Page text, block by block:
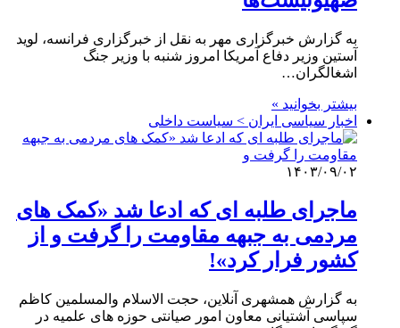
به گزارش خبرگزاری مهر به نقل از خبرگزاری فرانسه، لوید
آستین وزیر دفاع آمریکا امروز شنبه با وزیر جنگ
اشغالگران…
بیشتر بخوانید »
اخبار سیاسی ایران > سیاست داخلی
۱۴۰۳/۰۹/۰۲
ماجرای طلبه ای که ادعا شد «کمک های
مردمی به جبهه مقاومت را گرفت و از
کشور فرار کرد»!
به گزارش همشهری آنلاین، حجت الاسلام والمسلمین کاظم
سپاسی آشتیانی معاون امور صیانتی حوزه های علمیه در